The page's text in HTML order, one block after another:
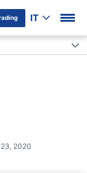
IT
2020